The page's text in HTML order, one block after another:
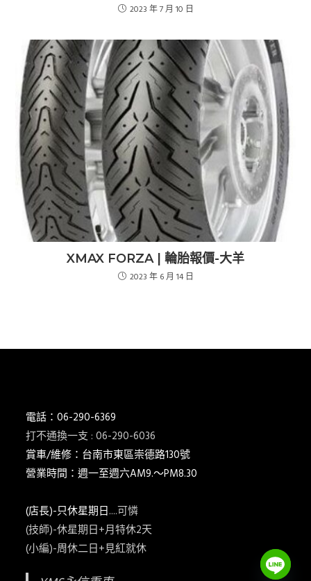
2023 年 7 月 10 日
XMAX FORZA | 輪胎報價-大羊
2023 年 6 月 14 日
電話：06-290-6369
打不通換一支 : 06-290-6036
賞車/維修：台南市東區崇德路130號
營業時間：週一至週六AM9.～PM8.30
(店長)-只休星期日....可憐
(技師)-休星期日+月特休2天
(小編)-周休二日+見紅就休